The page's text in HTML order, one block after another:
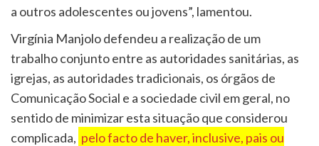
a outros adolescentes ou jovens”, lamentou.
Virgínia Manjolo defendeu a realização de um
trabalho conjunto entre as autoridades sanitárias, as
igrejas, as autoridades tradicionais, os órgãos de
Comunicação Social e a sociedade civil em geral, no
sentido de minimizar esta situação que considerou
complicada, pelo facto de haver, inclusive, pais ou